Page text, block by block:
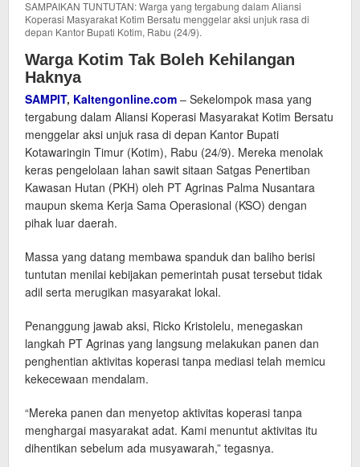
SAMPAIKAN TUNTUTAN: Warga yang tergabung dalam Aliansi
Koperasi Masyarakat Kotim Bersatu menggelar aksi unjuk rasa di
depan Kantor Bupati Kotim, Rabu (24/9).
Warga Kotim Tak Boleh Kehilangan
Haknya
SAMPIT, Kaltengonline.com – Sekelompok masa yang
tergabung dalam Aliansi Koperasi Masyarakat Kotim Bersatu
menggelar aksi unjuk rasa di depan Kantor Bupati
Kotawaringin Timur (Kotim), Rabu (24/9). Mereka menolak
keras pengelolaan lahan sawit sitaan Satgas Penertiban
Kawasan Hutan (PKH) oleh PT Agrinas Palma Nusantara
maupun skema Kerja Sama Operasional (KSO) dengan
pihak luar daerah.
Massa yang datang membawa spanduk dan baliho berisi
tuntutan menilai kebijakan pemerintah pusat tersebut tidak
adil serta merugikan masyarakat lokal.
Penanggung jawab aksi, Ricko Kristolelu, menegaskan
langkah PT Agrinas yang langsung melakukan panen dan
penghentian aktivitas koperasi tanpa mediasi telah memicu
kekecewaan mendalam.
“Mereka panen dan menyetop aktivitas koperasi tanpa
menghargai masyarakat adat. Kami menuntut aktivitas itu
dihentikan sebelum ada musyawarah,” tegasnya.